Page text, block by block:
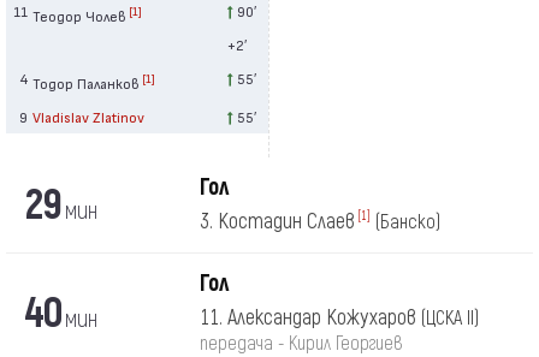
11 Теодор Чолев [1]
90′
+2′
4 Тодор Паланков [1] 55′
9 Vladislav Zlatinov 55′
29мин
Гол
3. Костадин Слаев [1] (Банско)
40мин
Гол
11. Александар Кожухаров (ЦСКА II)
передача - Кирил Георгиев